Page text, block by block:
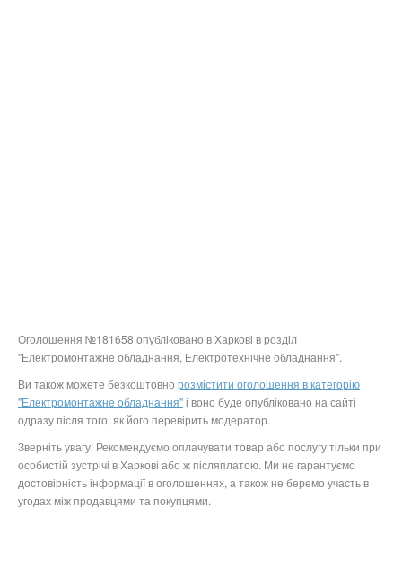
Оголошення №181658 опубліковано в Харкові в розділ
"Електромонтажне обладнання, Електротехнічне обладнання".
Ви також можете безкоштовно розмістити оголошення в категорію
"Електромонтажне обладнання"і воно буде опубліковано на сайті
одразу після того, як його перевірить модератор.
Зверніть увагу! Рекомендуємо оплачувати товар або послугу тільки при
особистій зустрічі в Харкові або ж післяплатою. Ми не гарантуємо
достовірність інформації в оголошеннях, а також не беремо участь в
угодах між продавцями та покупцями.